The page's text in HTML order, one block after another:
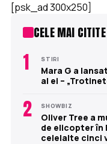
[psk_ad 300x250]
CELE MAI CITITE
1 STIRI
Mara G a
al ei –
2 SHOWBIZ
Oliver Tree a
de elicopter în
celelalte cinci